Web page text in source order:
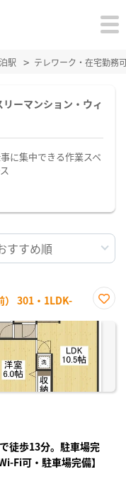
泊駅 テレワーク・在宅勤務
ーマンション・ウィ
に集中できる作業スペ
） 301・1LDK-
に入
徒歩13分。駐車場完
Fi可・駐車場完備】